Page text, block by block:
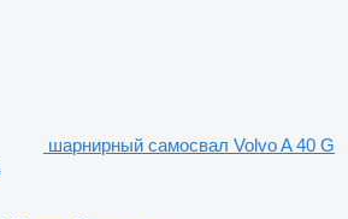
шарнирный самосвал Volvo A 40 G